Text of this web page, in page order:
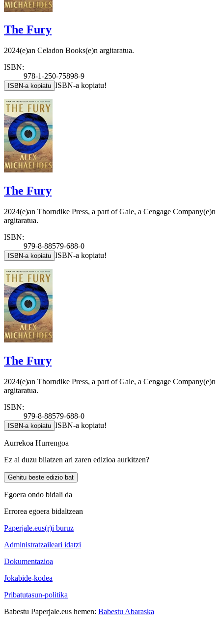
The Fury
2024(e)an Celadon Books(e)n argitaratua.
ISBN:
978-1-250-75898-9
ISBN-a kopiatu ISBN-a kopiatu!
The Fury
2024(e)an Thorndike Press, a part of Gale, a Cengage Company(e)n
argitaratua.
ISBN:
979-8-88579-688-0
ISBN-a kopiatu ISBN-a kopiatu!
The Fury
2024(e)an Thorndike Press, a part of Gale, a Cengage Company(e)n
argitaratua.
ISBN:
979-8-88579-688-0
ISBN-a kopiatu ISBN-a kopiatu!
Aurrekoa Hurrengoa
Ez al duzu bilatzen ari zaren edizioa aurkitzen?
Gehitu beste edizio bat
Egoera ondo bidali da
Errorea egoera bidaltzean
Paperjale.eus(r)i buruz
Administratzaileari idatzi
Dokumentazioa
Jokabide-kodea
Pribatutasun-politika
Babestu Paperjale.eus hemen: Babestu Abaraska